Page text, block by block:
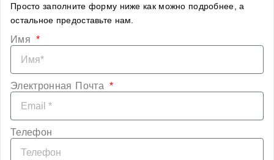
Просто заполните форму ниже как можно подробнее, а
остальное предоставьте нам.
Имя
Электронная Почта
Телефон